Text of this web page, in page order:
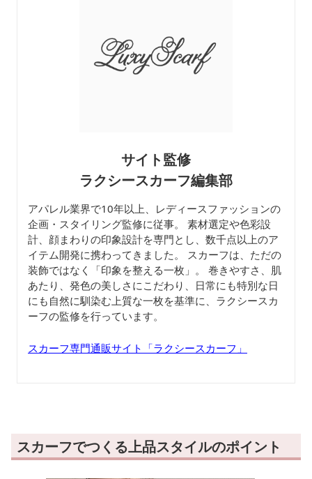
サイト監修
ラクシースカーフ編集部
アパレル業界で10年以上、レディースファッションの
企画・スタイリング監修に従事。 素材選定や色彩設
計、顔まわりの印象設計を専門とし、数千点以上のア
イテム開発に携わってきました。 スカーフは、ただの
装飾ではなく「印象を整える一枚」。 巻きやすさ、肌
あたり、発色の美しさにこだわり、日常にも特別な日
にも自然に馴染む上質な一枚を基準に、ラクシースカ
ーフの監修を行っています。
スカーフ専門通販サイト「ラクシースカーフ」
スカーフでつくる上品スタイルのポイント